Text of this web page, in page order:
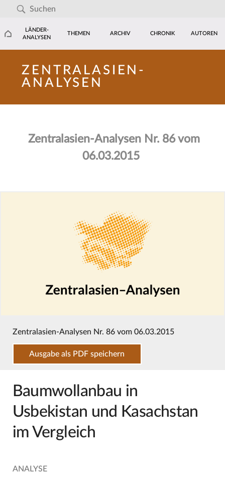
LÄNDER-
ANALYSEN
THEMEN ARCHIV CHRONIK AUTOREN
ZENTRALASIEN-
ANALYSEN
Zentralasien-Analysen Nr. 86 vom
06.03.2015
Zentralasien-Analysen Nr. 86 vom 06.03.2015
Ausgabe als PDF speichern
Baumwollanbau in
Usbekistan und Kasachstan
im Vergleich
ANALYSE